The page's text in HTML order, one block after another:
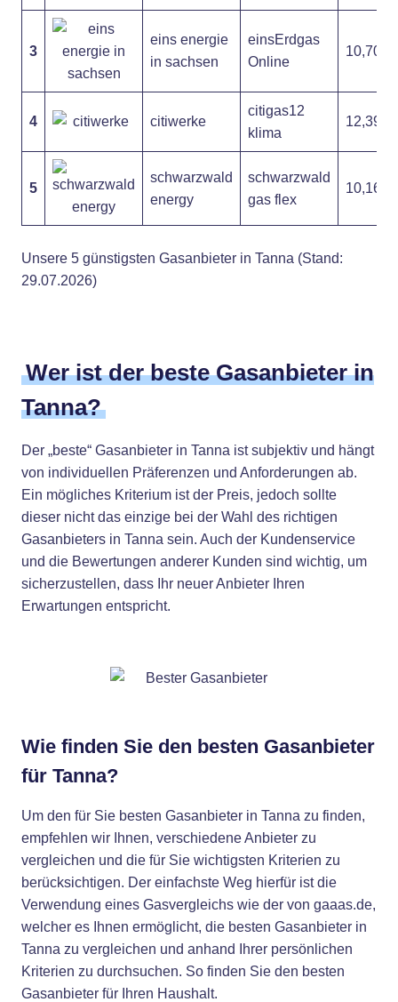
3
eins energie
in sachsen
einsErdgas
Online
10,70 ct
4 citiwerke
citigas12
klima
12,39 ct
5
schwarzwald
energy
schwarzwald
gas flex
10,16 ct
Unsere 5 günstigsten Gasanbieter in Tanna (Stand:
29.07.2026)
Wer ist der beste Gasanbieter in
Tanna?
Der „beste“ Gasanbieter in Tanna ist subjektiv und hängt
von individuellen Präferenzen und Anforderungen ab.
Ein mögliches Kriterium ist der Preis, jedoch sollte
dieser nicht das einzige bei der Wahl des richtigen
Gasanbieters in Tanna sein. Auch der Kundenservice
und die Bewertungen anderer Kunden sind wichtig, um
sicherzustellen, dass Ihr neuer Anbieter Ihren
Erwartungen entspricht.
Wie finden Sie den besten Gasanbieter
für Tanna?
Um den für Sie besten Gasanbieter in Tanna zu finden,
empfehlen wir Ihnen, verschiedene Anbieter zu
vergleichen und die für Sie wichtigsten Kriterien zu
berücksichtigen. Der einfachste Weg hierfür ist die
Verwendung eines Gasvergleichs wie der von gaaas.de,
welcher es Ihnen ermöglicht, die besten Gasanbieter in
Tanna zu vergleichen und anhand Ihrer persönlichen
Kriterien zu durchsuchen. So finden Sie den besten
Gasanbieter für Ihren Haushalt.